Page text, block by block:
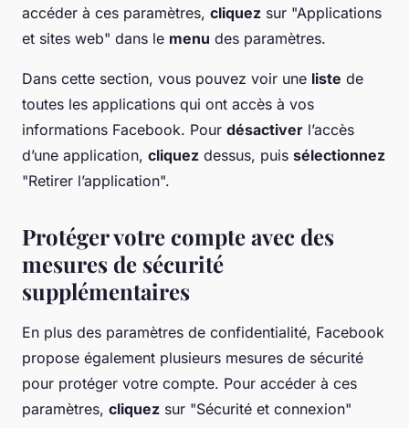
accéder à ces paramètres, cliquez sur "Applications
et sites web" dans le menu des paramètres.
Dans cette section, vous pouvez voir une liste de
toutes les applications qui ont accès à vos
informations Facebook. Pour désactiver l’accès
d’une application, cliquez dessus, puis sélectionnez
"Retirer l’application".
Protéger votre compte avec des
mesures de sécurité
supplémentaires
En plus des paramètres de confidentialité, Facebook
propose également plusieurs mesures de sécurité
pour protéger votre compte. Pour accéder à ces
paramètres, cliquez sur "Sécurité et connexion"